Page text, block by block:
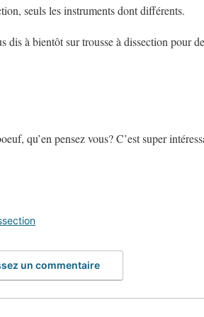
seuls les instruments dont différents.
dis à bientôt sur trousse à dissection pour
qu’en pensez vous? C’est super
un commentaire